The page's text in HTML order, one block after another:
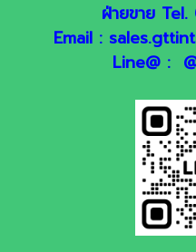
ฝ่ายขาย
Email :
Line@ :